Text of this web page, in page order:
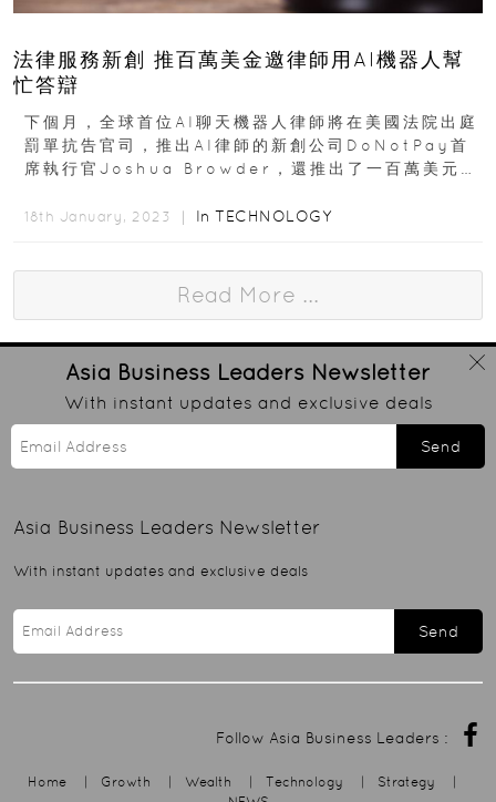
法律服務新創 推百萬美金邀律師用AI機器人幫
忙答辯
下個月，全球首位AI聊天機器人律師將在美國法院出庭
罰單抗告官司，推出AI律師的新創公司DoNotPay首
席執行官Joshua Browder，還推出了一百萬美元當
18th January, 2023 ｜ In TECHNOLOGY
Read More ...
Asia Business Leaders Newsletter
With instant updates and exclusive deals
Send
Asia Business Leaders Newsletter
With instant updates and exclusive deals
Send
Follow Asia Business Leaders :
Home | Growth | Wealth | Technology | Strategy
|